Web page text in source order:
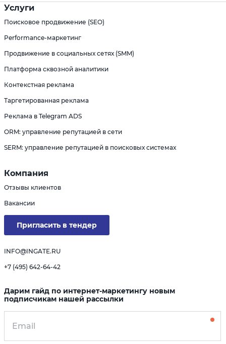
Услуги
Поисковое продвижение (SEO)
Performance-маркетинг
Продвижение в социальных сетях (SMM)
Платформа сквозной аналитики
Контекстная реклама
Таргетированная реклама
Реклама в Telegram ADS
ORM: управление репутацией в сети
SERM: управление репутацией в поисковых системах
Компания
Отзывы клиентов
Вакансии
Пригласить в тендер
INFO@INGATE.RU
+7 (495) 642-64-42
Дарим гайд по интернет-маркетингу новым
подписчикам нашей рассылки